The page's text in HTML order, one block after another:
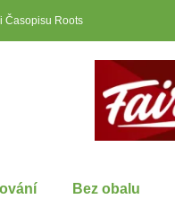
Časopisu Roots
Bez obalu